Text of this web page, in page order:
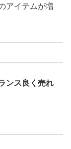
アイテムが増
ンス良く売れ